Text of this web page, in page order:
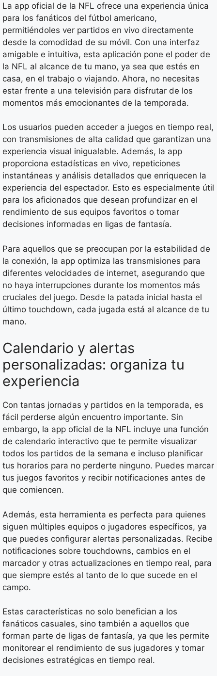
La app oficial de la NFL ofrece una experiencia única
para los fanáticos del fútbol americano,
permitiéndoles ver partidos en vivo directamente
desde la comodidad de su móvil. Con una interfaz
amigable e intuitiva, esta aplicación pone el poder de
la NFL al alcance de tu mano, ya sea que estés en
casa, en el trabajo o viajando. Ahora, no necesitas
estar frente a una televisión para disfrutar de los
momentos más emocionantes de la temporada.
Los usuarios pueden acceder a juegos en tiempo real,
con transmisiones de alta calidad que garantizan una
experiencia visual inigualable. Además, la app
proporciona estadísticas en vivo, repeticiones
instantáneas y análisis detallados que enriquecen la
experiencia del espectador. Esto es especialmente útil
para los aficionados que desean profundizar en el
rendimiento de sus equipos favoritos o tomar
decisiones informadas en ligas de fantasía.
Para aquellos que se preocupan por la estabilidad de
la conexión, la app optimiza las transmisiones para
diferentes velocidades de internet, asegurando que
no haya interrupciones durante los momentos más
cruciales del juego. Desde la patada inicial hasta el
último touchdown, cada jugada está al alcance de tu
mano.
Calendario y alertas
personalizadas: organiza tu
experiencia
Con tantas jornadas y partidos en la temporada, es
fácil perderse algún encuentro importante. Sin
embargo, la app oficial de la NFL incluye una función
de calendario interactivo que te permite visualizar
todos los partidos de la semana e incluso planificar
tus horarios para no perderte ninguno. Puedes marcar
tus juegos favoritos y recibir notificaciones antes de
que comiencen.
Además, esta herramienta es perfecta para quienes
siguen múltiples equipos o jugadores específicos, ya
que puedes configurar alertas personalizadas. Recibe
notificaciones sobre touchdowns, cambios en el
marcador y otras actualizaciones en tiempo real, para
que siempre estés al tanto de lo que sucede en el
campo.
Estas características no solo benefician a los
fanáticos casuales, sino también a aquellos que
forman parte de ligas de fantasía, ya que les permite
monitorear el rendimiento de sus jugadores y tomar
decisiones estratégicas en tiempo real.